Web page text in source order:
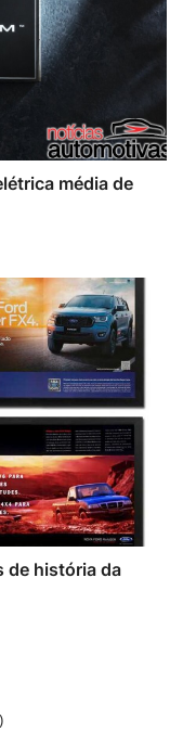
média de
de história da